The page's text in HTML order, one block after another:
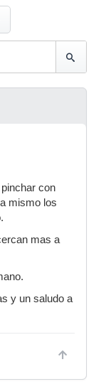
con
mismo los
mas a
y un saludo a